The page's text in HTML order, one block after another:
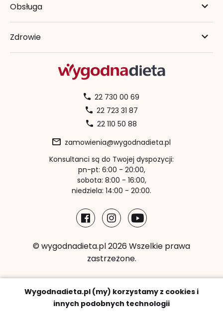
Obsługa
Zdrowie
22 730 00 69
22 723 31 87
22 110 50 88
zamowienia@wygodnadieta.pl
Konsultanci są do Twojej dyspozycji:
pn-pt: 6:00 - 20:00,
sobota: 8:00 - 16:00,
niedziela: 14:00 - 20:00.
© wygodnadieta.pl 2026 Wszelkie prawa
zastrzeżone.
Metody płatności:
Wygodnadieta.pl (my) korzystamy z cookies i
innych podobnych technologii